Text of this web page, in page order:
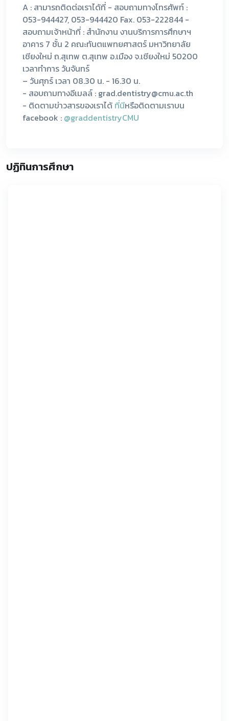
A : สามารถติดต่อเราได้ที่ - สอบถามทางโทรศัพท์ :
053-944427, 053-944420 Fax. 053-222844 -
สอบถามเจ้าหน้าที่ : สำนักงาน งานบริการการศึกษาฯ
อาคาร 7 ชั้น 2 คณะทันตแพทยศาสตร์ มหาวิทยาลัย
เชียงใหม่ ถ.สุเทพ ต.สุเทพ อ.เมือง จ.เชียงใหม่ 50200
เวลาทำการ วันจันทร์
– วันศุกร์ เวลา 08.30 น. - 16.30 น.
- สอบถามทางอีเมลล์ : grad.dentistry@cmu.ac.th
- ติดตามข่าวสารของเราได้ ที่นีหรือติดตามเราบน
facebook : @graddentistryCMU
ปฏิทินการศึกษา